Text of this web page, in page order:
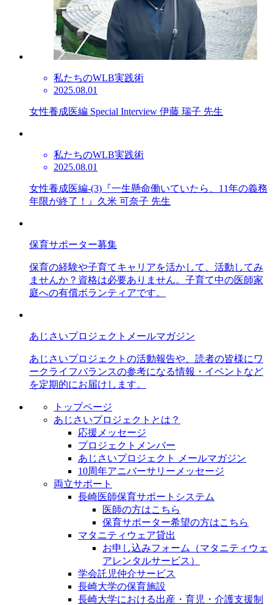
私たちのWLB実践術
2025.08.01
女性養成医編 Special Interview 伊藤 瑞子 先生
私たちのWLB実践術
2025.08.01
女性養成医編-(3)『一生懸命働いていたら、11年の義務
年限が終了！』久米 可奈子 先生
保育サポーター募集
保育の経験や子育てキャリアを活かして、活動してみ
ませんか？資格は必要ありません。子育て中の医師家
庭への有償ボランティアです。
あじさいプロジェクトメールマガジン
あじさいプロジェクトの活動報告や、読者の皆様にワ
ークライフバランスの参考になる情報・イベントなど
を定期的にお届けします。
トップページ
あじさいプロジェクトとは？
応援メッセージ
プロジェクトメンバー
あじさいプロジェクト メールマガジン
10周年アニバーサリーメッセージ
両立サポート
長崎医師保育サポートシステム
医師の方はこちら
保育サポーター希望の方はこちら
マタニティウェア貸出
お申し込みフォーム（マタニティウェ
アレンタルサービス）
学会託児仲介サービス
長崎大学の保育施設
長崎大学における出産・育児・介護支援制